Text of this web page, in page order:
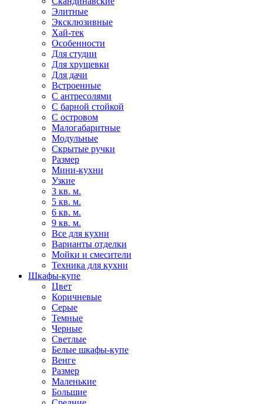
Элитные
Эксклюзивные
Хай-тек
Особенности
Для студии
Для хрущевки
Для дачи
Встроенные
С антресолями
С барной стойкой
С островом
Малогабаритные
Модульные
Скрытые ручки
Размер
Мини-кухни
Узкие
3 кв. м.
5 кв. м.
6 кв. м.
9 кв. м.
Все для кухни
Варианты отделки
Мойки и смесители
Техника для кухни
Шкафы-купе
Цвет
Коричневые
Серые
Темные
Черные
Светлые
Белые шкафы-купе
Венге
Размер
Маленькие
Большие